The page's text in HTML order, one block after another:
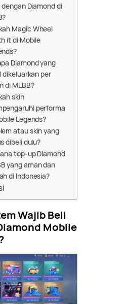
dengan Diamond di
Magic Wheel
it di Mobile
Diamond yang
dikeluarkan per
di MLBB?
skin
performa
Legends?
atau skin yang
dibeli dulu?
top-up Diamond
yang aman dan
di Indonesia?
Wajib Beli
Mobile